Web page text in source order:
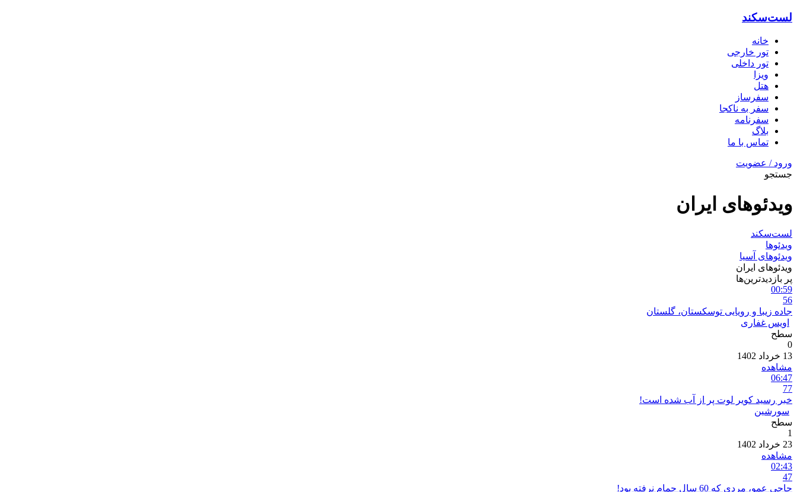
لست‌سکند
خانه
تور خارجی
تور داخلی
ویزا
هتل‌
سفرساز
سفر به ناکجا
سفرنامه
بلاگ
تماس با ما
ورود / عضویت
جستجو
ویدئو‌های ایران
لست‌سکند
ویدئوها
ویدئوهای آسیا
ویدئوهای ایران
پر بازدیدترین‌ها
00:59
56
جاده زیبا و رویایی توسکستان، گلستان
اویس غفاری
سطح
0
13 خرداد 1402
مشاهده
06:47
77
خبر رسید کویر لوت پر از آب شده است!
سورشین
سطح
1
23 خرداد 1402
مشاهده
02:43
47
حاجی عمو، مردی که 60 سال حمام نرفته بود!